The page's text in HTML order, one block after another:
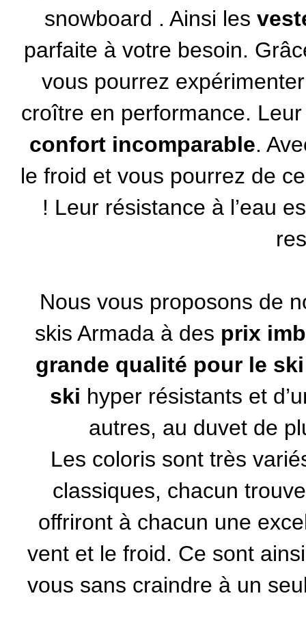
snowboard . Ainsi les
parfaite à votre besoin.
vous pourrez
croître en performance.
confort incomparable.
le froid et vous pourrez de
! Leur résistance à l’eau
Nous vous proposons de
skis Armadaà des prix
grande qualité pour le ski
ski hyper résistants et
autres, au duvet de
Les coloris sont très
classiques, chacun
offriront à chacun une
vent et le froid. Ce sont
vous sans craindre à un